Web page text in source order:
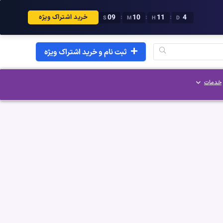
4
D
:
11
H
:
10
M
:
08
S خرید اشتراک ویژه
ثبت نام و خرید اشتراک ویژه
خدمات